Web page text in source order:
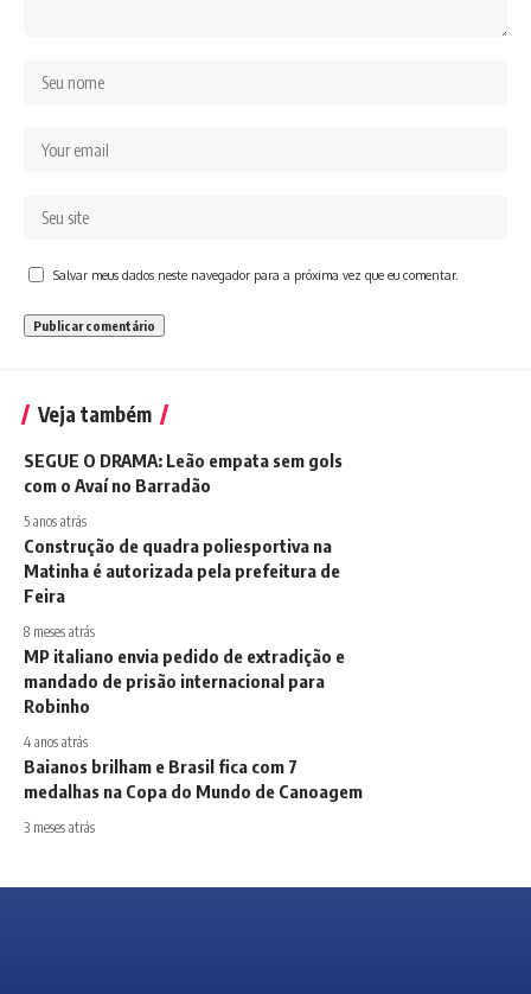
Salvar meus dados neste navegador para a próxima vez que eu comentar.
Veja também
SEGUE O DRAMA: Leão empata sem gols
com o Avaí no Barradão
5 anos atrás
Construção de quadra poliesportiva na
Matinha é autorizada pela prefeitura de
Feira
8 meses atrás
MP italiano envia pedido de extradição e
mandado de prisão internacional para
Robinho
4 anos atrás
Baianos brilham e Brasil fica com 7
medalhas na Copa do Mundo de Canoagem
3 meses atrás